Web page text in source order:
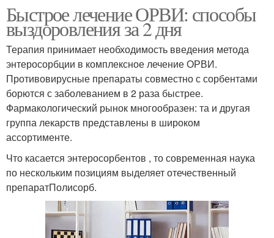
Быстрое лечение ОРВИ: способы
выздоровления за 2 дня
Терапия принимает необходимость введения метода
энтеросорбции в комплексное лечение ОРВИ.
Противовирусные препараты совместно с сорбентами
борются с заболеванием в 2 раза быстрее.
Фармакологический рынок многообразен: та и другая
группа лекарств представлены в широком
ассортименте.
Что касается энтеросорбентов , то современная наука
по нескольким позициям выделяет отечественный
препаратПолисорб.